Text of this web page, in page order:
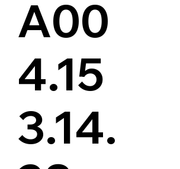
A00
4.15
3.14.